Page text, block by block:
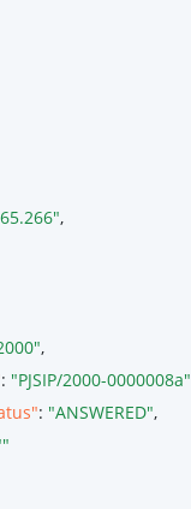
,
,
: "PJSIP/2000-0000008a"
: "ANSWERED",